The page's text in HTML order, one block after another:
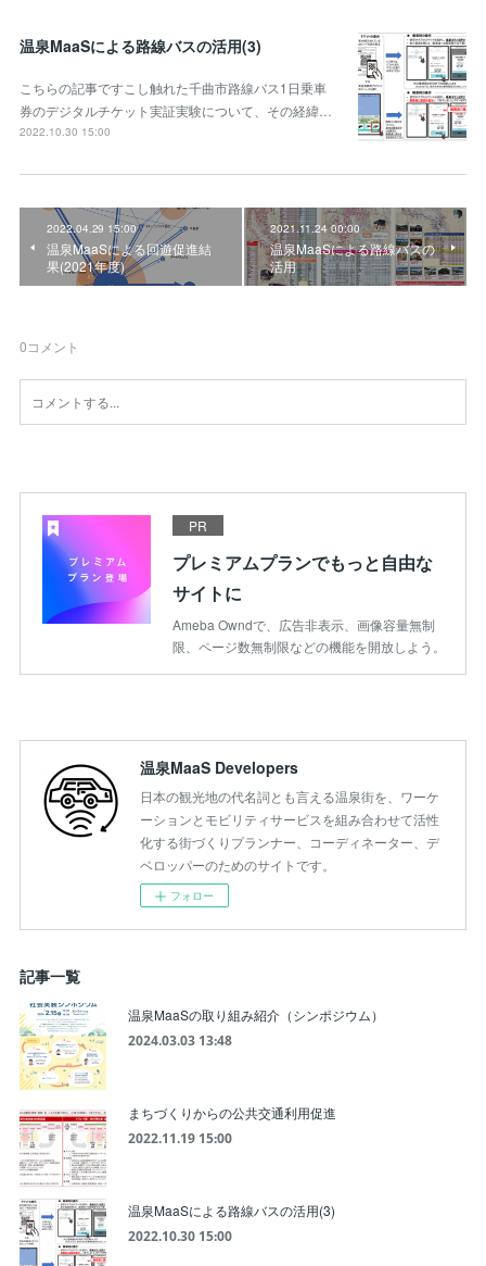
温泉MaaSによる路線バスの活用(3)
こちらの記事ですこし触れた千曲市路線バス1日乗車
券のデジタルチケット実証実験について、その経緯…
2022.10.30 15:00
2022.04.29 15:00
温泉MaaSによる回遊促進結
果(2021年度)
2021.11.24 00:00
温泉MaaSによる路線バスの
活用
0コメント
PR
プレミアムプランでもっと自由な
サイトに
Ameba Owndで、広告非表示、画像容量無制
限、ページ数無制限などの機能を開放しよう。
温泉MaaS Developers
日本の観光地の代名詞とも言える温泉街を、ワーケ
ーションとモビリティサービスを組み合わせて活性
化する街づくりプランナー、コーディネーター、デ
ベロッパーのためのサイトです。
フォロー
記事一覧
温泉MaaSの取り組み紹介（シンポジウム）
2024.03.03 13:48
まちづくりからの公共交通利用促進
2022.11.19 15:00
温泉MaaSによる路線バスの活用(3)
2022.10.30 15:00